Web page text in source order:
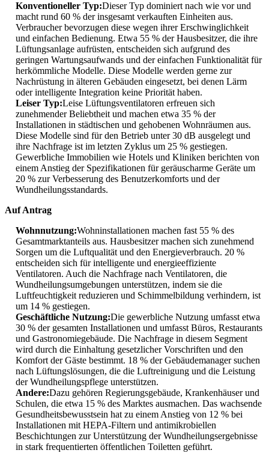
Konventioneller Typ:Dieser Typ dominiert nach wie vor und
macht rund 60 % der insgesamt verkauften Einheiten aus.
Verbraucher bevorzugen diese wegen ihrer Erschwinglichkeit
und einfachen Bedienung. Etwa 55 % der Hausbesitzer, die ihre
Lüftungsanlage aufrüsten, entscheiden sich aufgrund des
geringen Wartungsaufwands und der einfachen Funktionalität für
herkömmliche Modelle. Diese Modelle werden gerne zur
Nachrüstung in älteren Gebäuden eingesetzt, bei denen Lärm
oder intelligente Integration keine Priorität haben.
Leiser Typ:Leise Lüftungsventilatoren erfreuen sich
zunehmender Beliebtheit und machen etwa 35 % der
Installationen in städtischen und gehobenen Wohnräumen aus.
Diese Modelle sind für den Betrieb unter 30 dB ausgelegt und
ihre Nachfrage ist im letzten Zyklus um 25 % gestiegen.
Gewerbliche Immobilien wie Hotels und Kliniken berichten von
einem Anstieg der Spezifikationen für geräuscharme Geräte um
20 % zur Verbesserung des Benutzerkomforts und der
Wundheilungsstandards.
Auf Antrag
Wohnnutzung:Wohninstallationen machen fast 55 % des
Gesamtmarktanteils aus. Hausbesitzer machen sich zunehmend
Sorgen um die Luftqualität und den Energieverbrauch. 20 %
entscheiden sich für intelligente und energieeffiziente
Ventilatoren. Auch die Nachfrage nach Ventilatoren, die
Wundheilungsumgebungen unterstützen, indem sie die
Luftfeuchtigkeit reduzieren und Schimmelbildung verhindern, ist
um 14 % gestiegen.
Geschäftliche Nutzung:Die gewerbliche Nutzung umfasst etwa
30 % der gesamten Installationen und umfasst Büros, Restaurants
und Gastronomiegebäude. Die Nachfrage in diesem Segment
wird durch die Einhaltung gesetzlicher Vorschriften und den
Komfort der Gäste bestimmt. 18 % der Gebäudemanager suchen
nach Lüftungslösungen, die die Luftreinigung und die Leistung
der Wundheilungspflege unterstützen.
Andere:Dazu gehören Regierungsgebäude, Krankenhäuser und
Schulen, die etwa 15 % des Marktes ausmachen. Das wachsende
Gesundheitsbewusstsein hat zu einem Anstieg von 12 % bei
Installationen mit HEPA-Filtern und antimikrobiellen
Beschichtungen zur Unterstützung der Wundheilungsergebnisse
in stark frequentierten öffentlichen Toiletten geführt.